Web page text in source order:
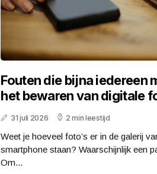
Fouten die bijna iedereen
het bewaren van digitale
31 juli 2026 2 min leestijd
Weet je hoeveel foto’s er in de galerij
smartphone staan? Waarschijnlijk een
Om...